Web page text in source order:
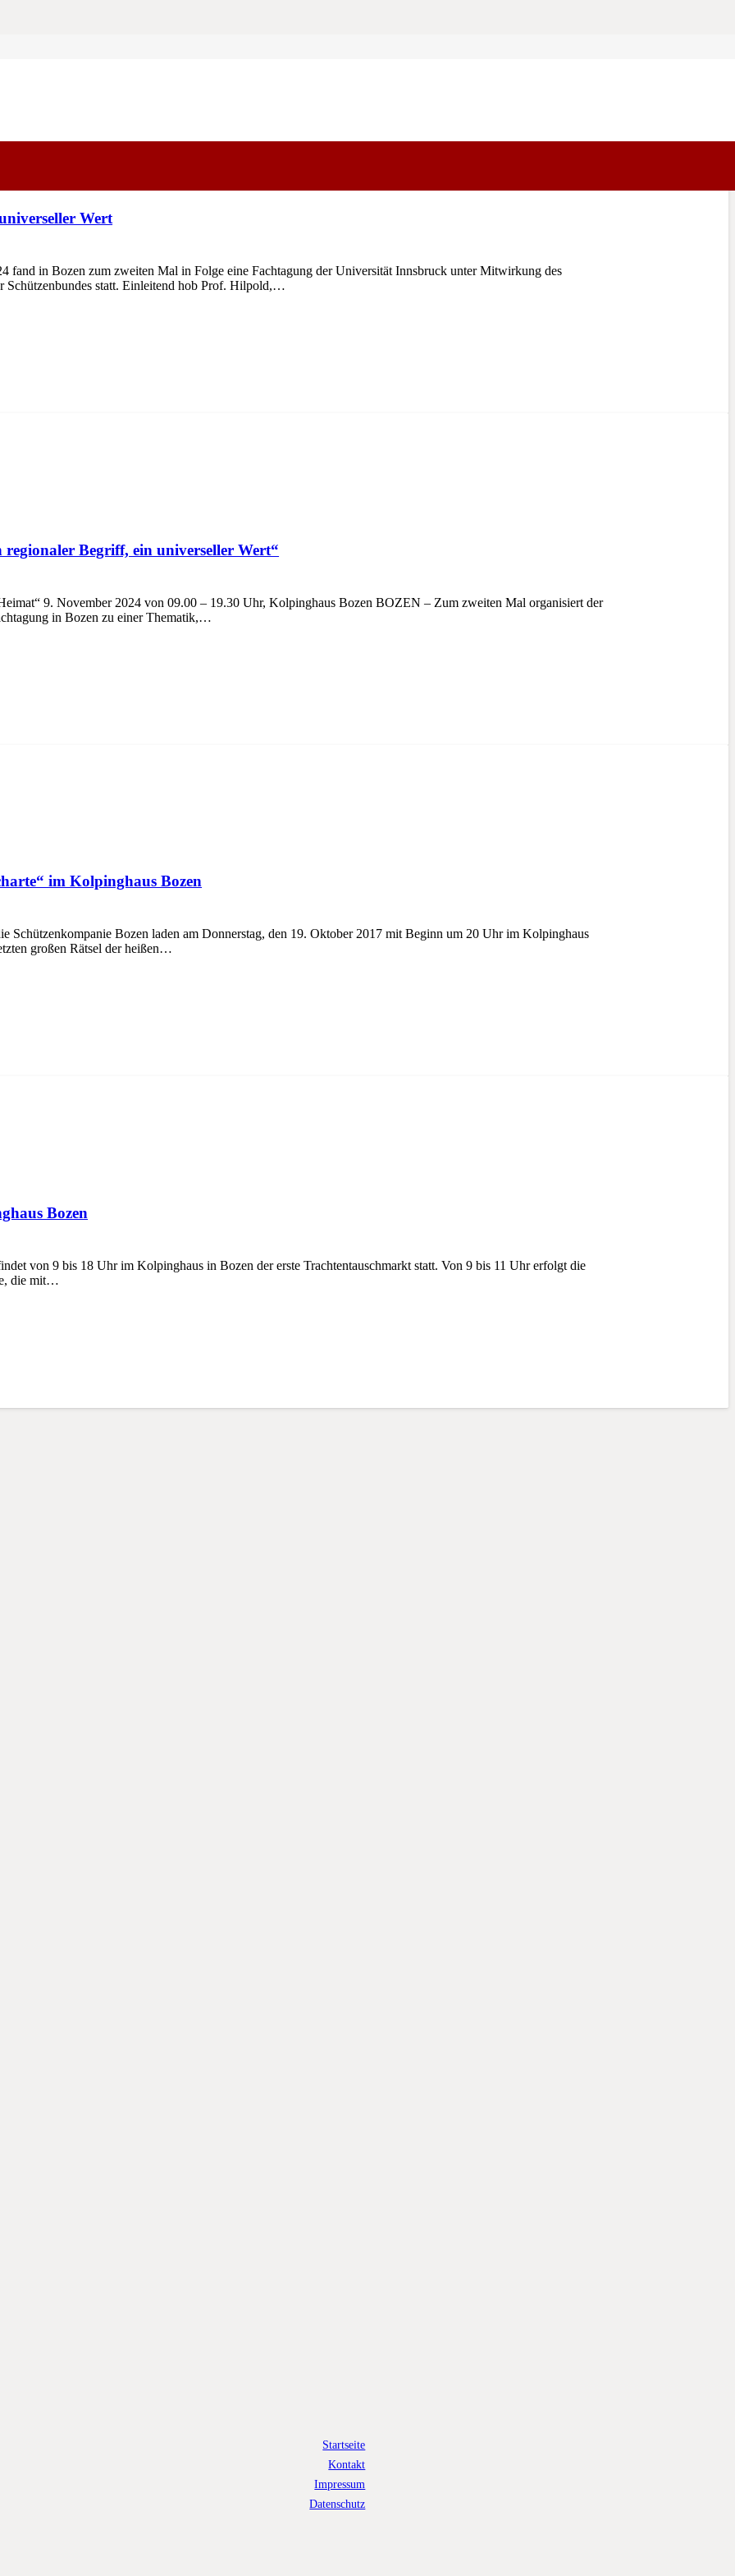
Wert
fand in Bozen zum zweiten Mal in Folge eine Fachtagung der Universität Innsbruck unter Mitwirkung des
Schützenbundes statt. Einleitend hob Prof. Hilpold,…
regionaler Begriff, ein universeller Wert“
9. November 2024 von 09.00 – 19.30 Uhr, Kolpinghaus Bozen BOZEN – Zum zweiten Mal organisiert der
in Bozen zu einer Thematik,…
im Kolpinghaus Bozen
Schützenkompanie Bozen laden am Donnerstag, den 19. Oktober 2017 mit Beginn um 20 Uhr im Kolpinghaus
großen Rätsel der heißen…
Bozen
von 9 bis 18 Uhr im Kolpinghaus in Bozen der erste Trachtentauschmarkt statt. Von 9 bis 11 Uhr erfolgt die
die mit…
Startseite
Kontakt
Impressum
Datenschutz